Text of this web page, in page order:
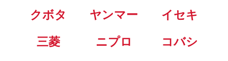
クボタ ヤンマー
イセキ
三菱
ニプロ コバシ